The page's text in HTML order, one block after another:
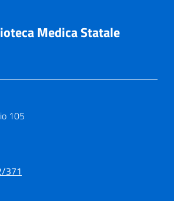
Medica Statale
105
371